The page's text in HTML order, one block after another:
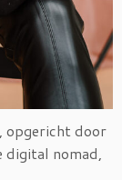
opgericht door
digital nomad,